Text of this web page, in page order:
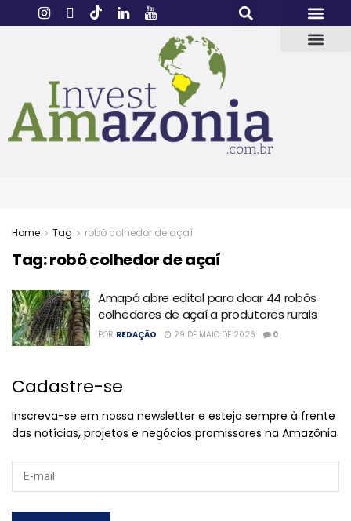
Home Tag robô colhedor de açaí
Tag:robô colhedor de açaí
Amapá abre edital para doar 44 robôs
colhedores de açaí a produtores rurais
POR REDAÇÃO 29 DE MAIO DE 2026 0
Cadastre-se
Inscreva-se em nossa newsletter e esteja sempre à frente
das notícias, projetos e negócios promissores na Amazônia.